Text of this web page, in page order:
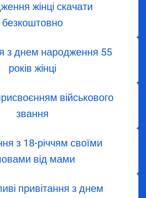
жінці скачати
безкоштовно
з днем народження 55
років жінці
військового
звання
з 18-річчям своїми
від мами
привітання з днем